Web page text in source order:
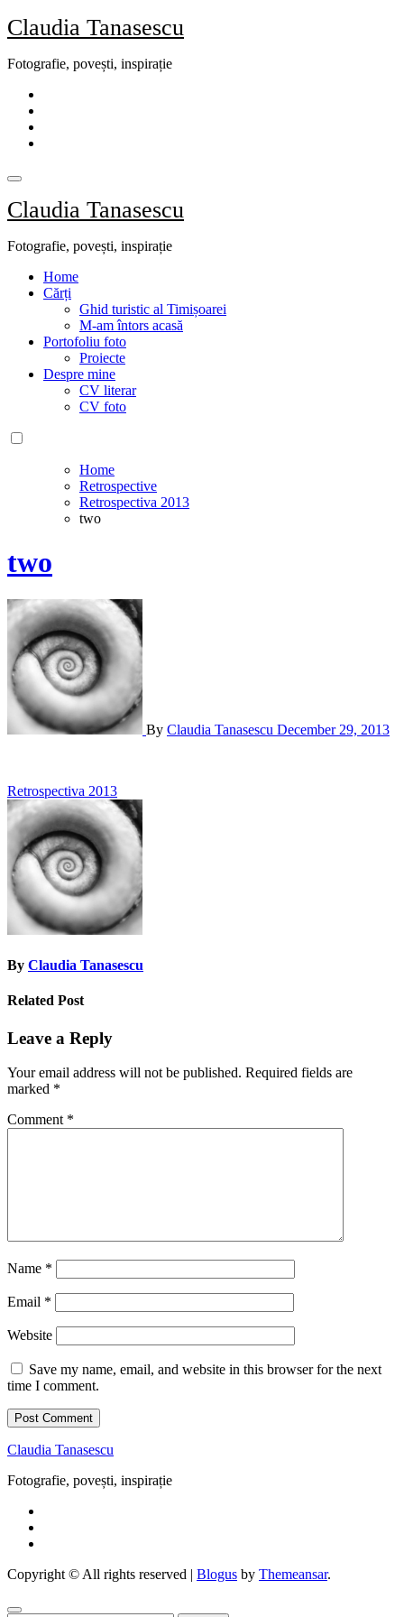
Skip
to
Claudia Tanasescu
Fotografie, povești, inspirație
Claudia Tanasescu
Fotografie, povești, inspirație
Home
Cărți
Ghid turistic al Timișoarei
M-am întors acasă
Portofoliu foto
Proiecte
Despre mine
CV literar
CV foto
Home
Retrospective
Retrospectiva 2013
two
two
By Claudia Tanasescu December 29, 2013
Post
navigation
Retrospectiva 2013
By Claudia Tanasescu
Related Post
Leave a Reply
Your email address will not be published. Required fields are
marked *
Comment *
Name *
Email *
Website
Save my name, email, and website in this browser for the next
time I comment.
Claudia Tanasescu
Fotografie, povești, inspirație
Copyright © All rights reserved | Blogus by Themeansar.